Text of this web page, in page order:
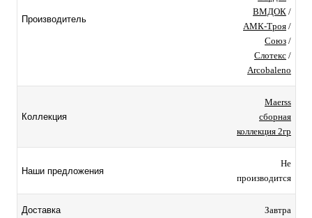
Производитель
ВМДОК /
АМК-Троя /
Союз /
Слотекс /
Arcobaleno
Коллекция
Maerss
сборная
коллекция 2гр
Наши предложения
Не
производится
Доставка Завтра